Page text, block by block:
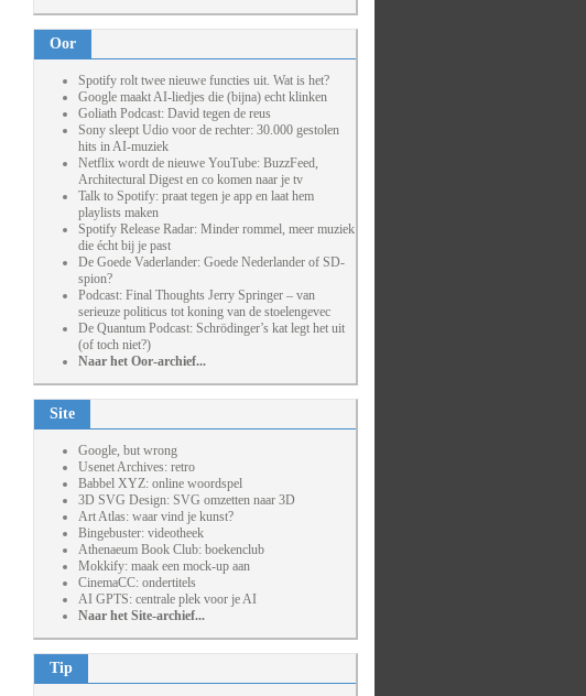
Oor
Spotify rolt twee nieuwe functies uit. Wat is het?
Google maakt AI-liedjes die (bijna) echt klinken
Goliath Podcast: David tegen de reus
Sony sleept Udio voor de rechter: 30.000 gestolen
hits in AI-muziek
Netflix wordt de nieuwe YouTube: BuzzFeed,
Architectural Digest en co komen naar je tv
Talk to Spotify: praat tegen je app en laat hem
playlists maken
Spotify Release Radar: Minder rommel, meer muziek
die écht bij je past
De Goede Vaderlander: Goede Nederlander of SD-
spion?
Podcast: Final Thoughts Jerry Springer – van
serieuze politicus tot koning van de stoelengevec
De Quantum Podcast: Schrödinger’s kat legt het uit
(of toch niet?)
Naar het Oor-archief...
Site
Google, but wrong
Usenet Archives: retro
Babbel XYZ: online woordspel
3D SVG Design: SVG omzetten naar 3D
Art Atlas: waar vind je kunst?
Bingebuster: videotheek
Athenaeum Book Club: boekenclub
Mokkify: maak een mock-up aan
CinemaCC: ondertitels
AI GPTS: centrale plek voor je AI
Naar het Site-archief...
Tip